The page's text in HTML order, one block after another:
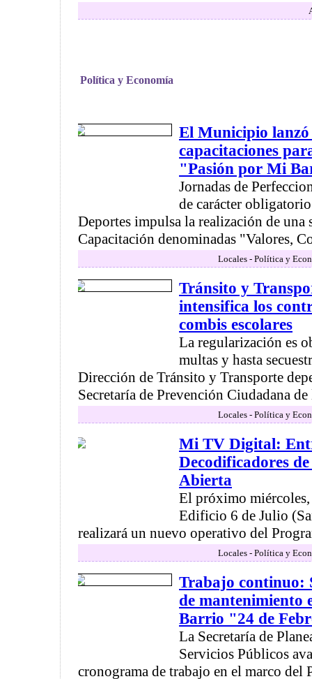
Política y Economía
El Municipio lanzó
capacitaciones
"Pasión por Mi
Jornadas de
de carácter
Deportes impulsa la realización de una
Capacitación denominadas "Valores,
Locales - Política y
Tránsito y
intensifica los
combis escolares
La regularización es
multas y hasta
Dirección de Tránsito y Transporte
Secretaría de Prevención Ciudadana de
Locales - Política y
Mi TV Digital:
Decodificadores
Abierta
El próximo miércoles,
Edificio 6 de Julio
realizará un nuevo operativo del
Locales - Política y
Trabajo continuo:
de mantenimiento
Barrio "24 de
La Secretaría de
Servicios Públicos
cronograma de trabajo en el marco del